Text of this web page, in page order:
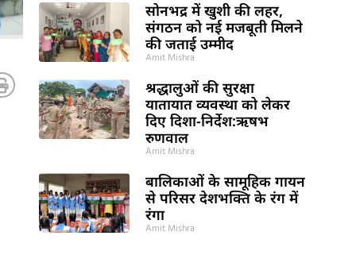
सोनभद्र में खुशी की लहर,
संगठन को नई मजबूती मिलने
की जताई उम्मीद
Amit Mishra
श्रद्धालुओं की सुरक्षा
यातायात व्यवस्था को लेकर
दिए दिशा-निर्देश:ऋषभ
रुणवाल
Amit Mishra
बालिकाओं के सामूहिक गायन
से परिसर देशभक्ति के रंग में
रंगा
Amit Mishra